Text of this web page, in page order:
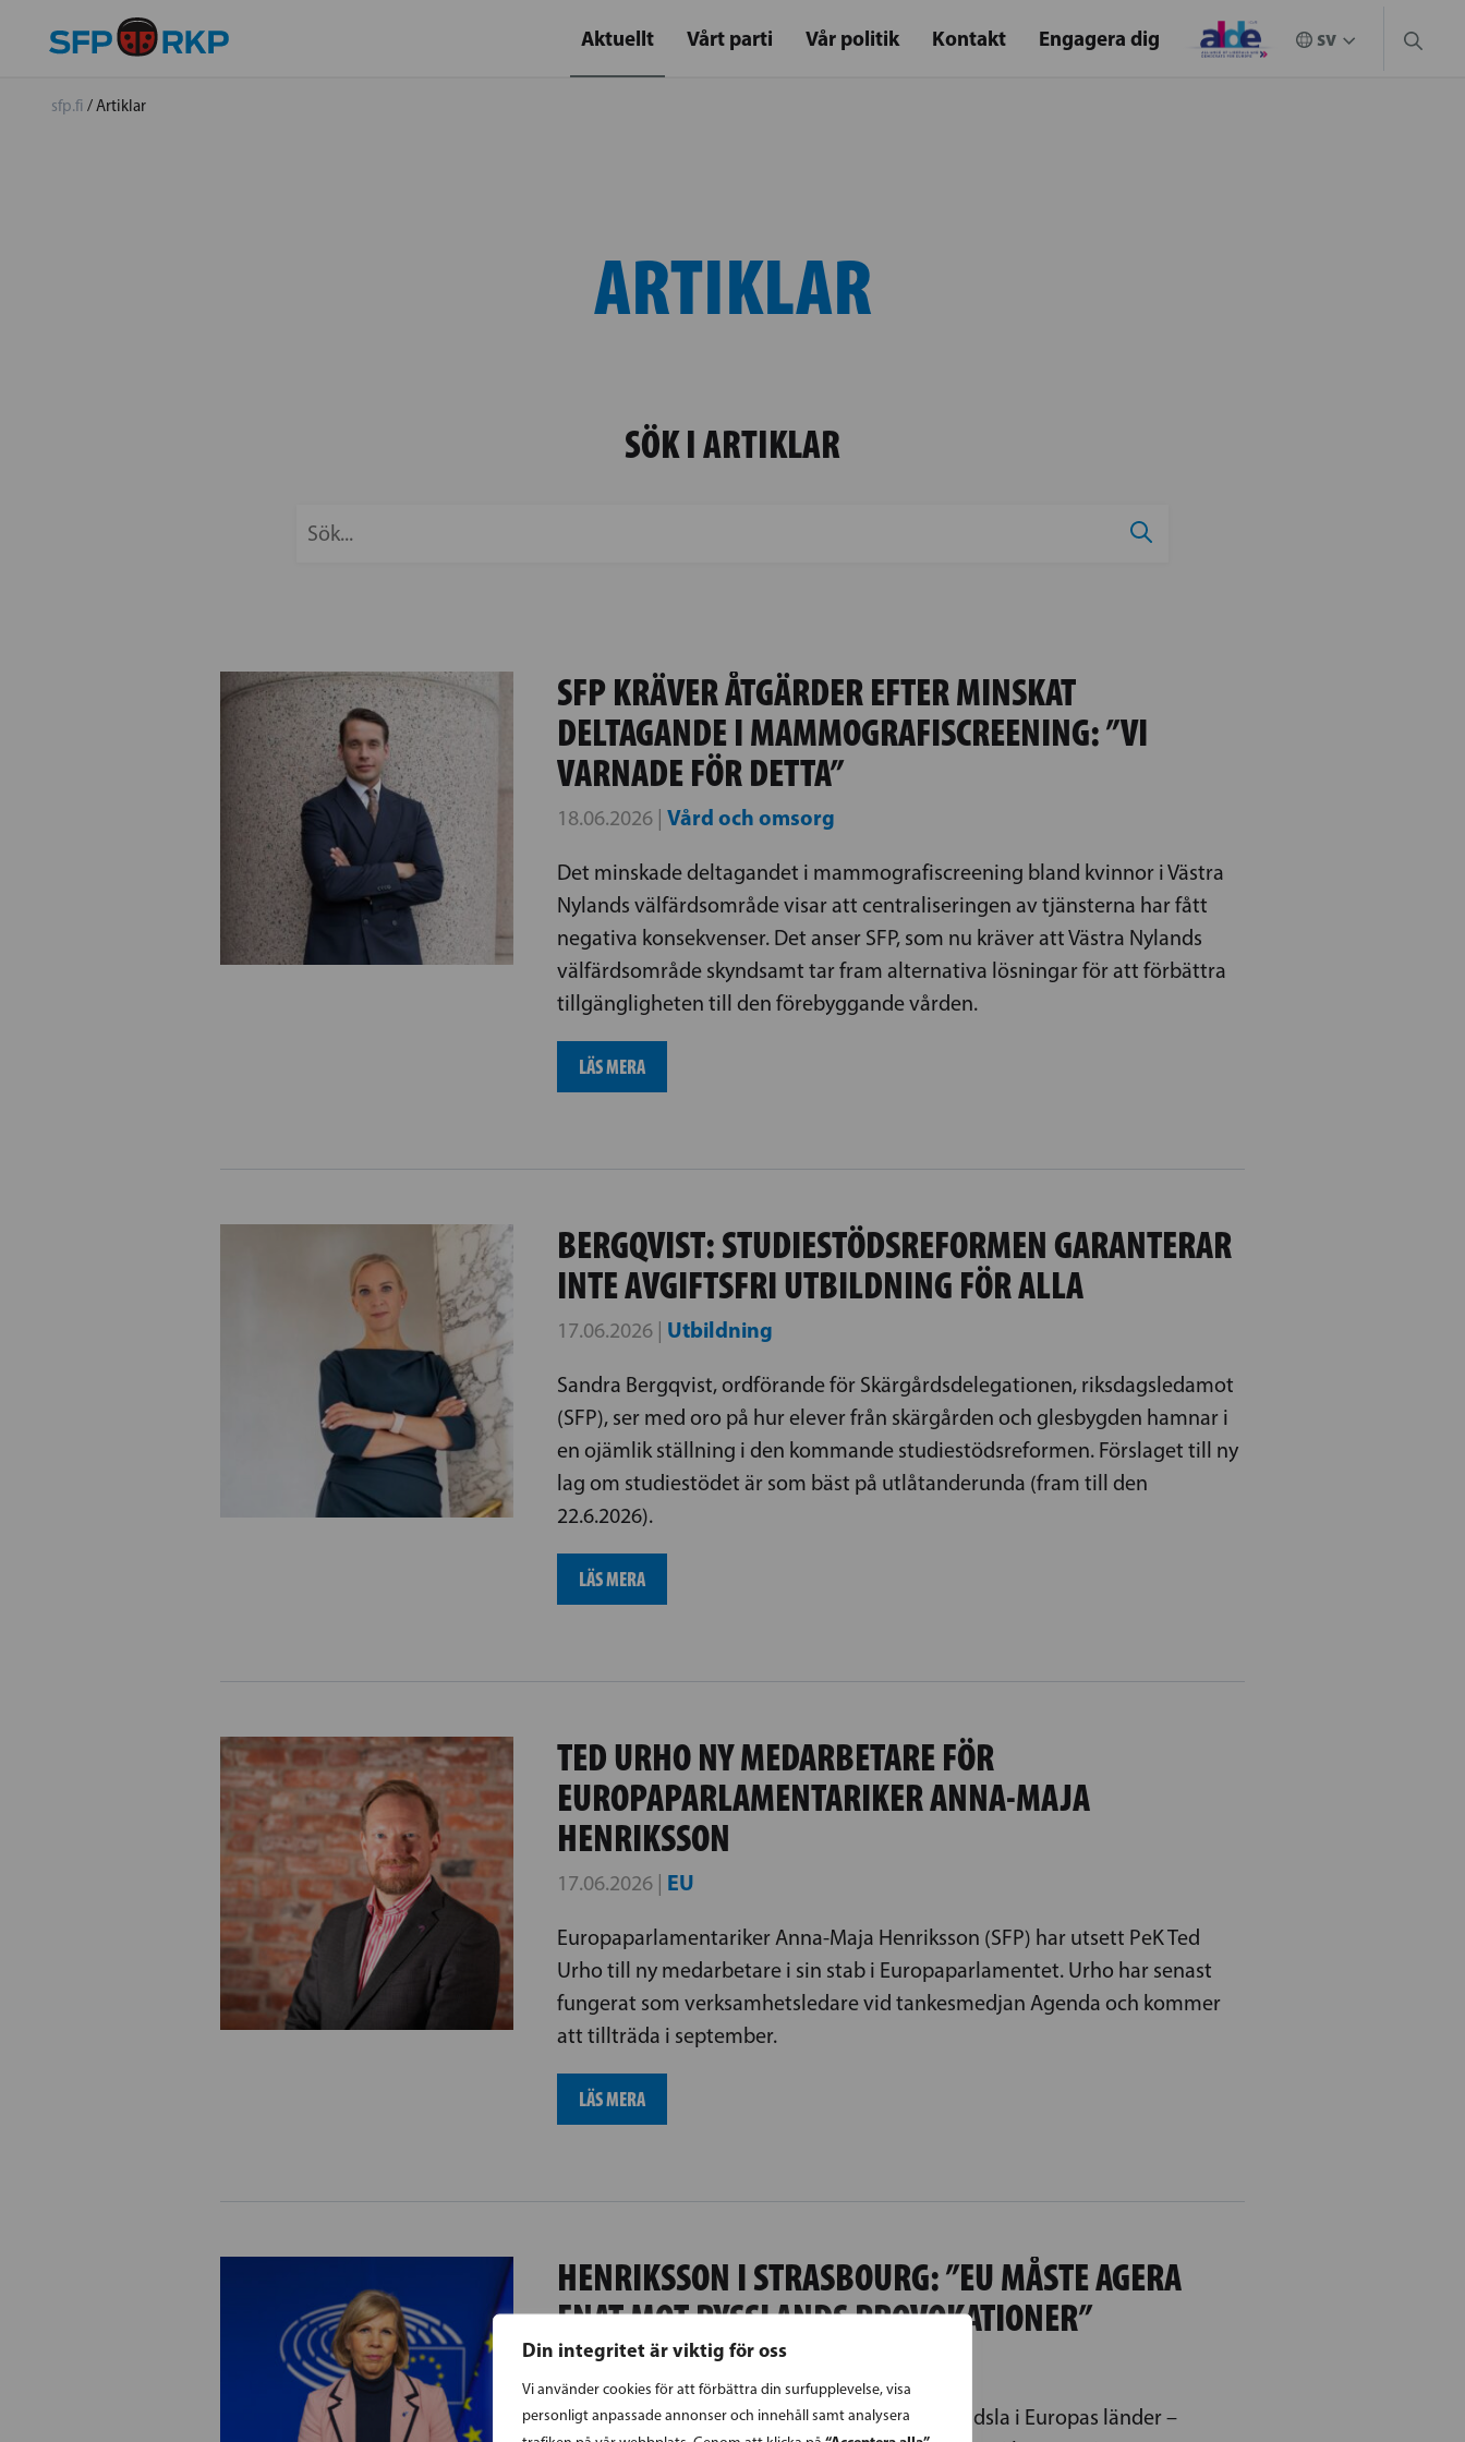
Din integritet är viktig för oss
Vi använder cookies för att förbättra din surfupplevelse, visa
personligt anpassade annonser och innehåll samt analysera
Aktuellt Vårt parti Vår politik Kontakt Engagera dig
sfp.fi /Artiklar
ARTIKLAR
SÖK I ARTIKLAR
SFP KRÄVER ÅTGÄRDER EFTER MINSKAT
DELTAGANDE I MAMMOGRAFISCREENING: ”VI
VARNADE FÖR DETTA”
18.06.2026 | Vård och omsorg
Det minskade deltagandet i mammografiscreening bland kvinnor i Västra
Nylands välfärdsområde visar att centraliseringen av tjänsterna har fått
negativa konsekvenser. Det anser SFP, som nu kräver att Västra Nylands
välfärdsområde skyndsamt tar fram alternativa lösningar för att förbättra
tillgängligheten till den förebyggande vården.
LÄS MERA
BERGQVIST: STUDIESTÖDSREFORMEN GARANTERAR
INTE AVGIFTSFRI UTBILDNING FÖR ALLA
17.06.2026 | Utbildning
Sandra Bergqvist, ordförande för Skärgårdsdelegationen, riksdagsledamot
(SFP), ser med oro på hur elever från skärgården och glesbygden hamnar i
en ojämlik ställning i den kommande studiestödsreformen. Förslaget till ny
lag om studiestödet är som bäst på utlåtanderunda (fram till den
22.6.2026).
LÄS MERA
TED URHO NY MEDARBETARE FÖR
EUROPAPARLAMENTARIKER ANNA-MAJA
HENRIKSSON
17.06.2026 | EU
Europaparlamentariker Anna-Maja Henriksson (SFP) har utsett PeK Ted
Urho till ny medarbetare i sin stab i Europaparlamentet. Urho har senast
fungerat som verksamhetsledare vid tankesmedjan Agenda och kommer
att tillträda i september.
LÄS MERA
HENRIKSSON I STRASBOURG: ”EU MÅSTE AGERA
ENAT MOT RYSSLANDS PROVOKATIONER”
17.06.2026 | EU
– Putin vill skapa osäkerhet, instabilitet och rädsla i Europas länder –